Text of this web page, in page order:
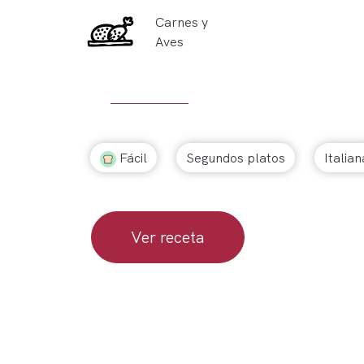
Carnes y
Aves
Fácil Segundos platos
Ver receta